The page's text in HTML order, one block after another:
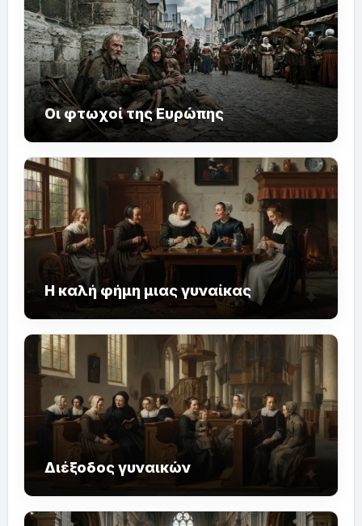
Οι φτωχοί της Ευρώπης
Η καλή φήμη μιας γυναίκας
Διέξοδος γυναικών